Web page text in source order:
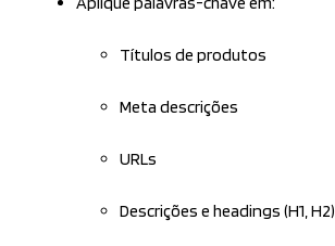
Títulos de produtos
Meta descrições
URLs
Descrições e headings (H1, H2)